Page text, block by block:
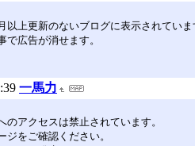
以上更新のないブログに表示されていま
で広告が消せます。
一馬力
のアクセスは禁止されています。
ジをご確認ください。